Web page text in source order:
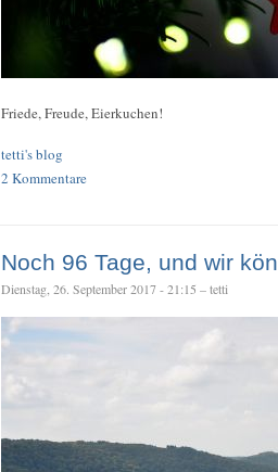
Friede, Freude, Eierkuchen!
tetti's blog
2 Kommentare
Noch 96 Tage, und wir
Dienstag, 26. September 2017 - 21:15 – tetti